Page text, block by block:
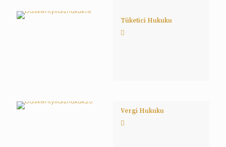
Tüketici Hukuku
Vergi Hukuku